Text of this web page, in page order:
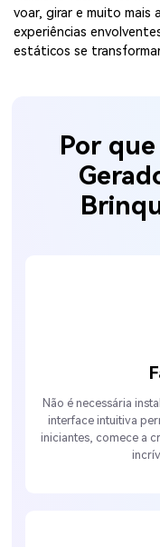
voar, girar e muito mais
experiências
estáticos se
Por
Não é necessária
interface intuitiva
iniciantes, comece a